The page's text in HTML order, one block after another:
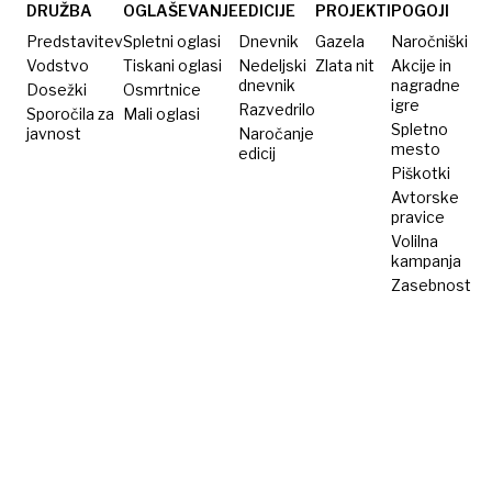
Luksemburga
DRUŽBA
Predstavitev
Vodstvo
Dosežki
Sporočila za
javnost
OGLAŠEVANJE
Spletni oglasi
Tiskani oglasi
Osmrtnice
Mali oglasi
EDICIJE
Dnevnik
Nedeljski
dnevnik
Razvedrilo
Naročanje
edicij
PROJEKTI
Gazela
Zlata nit
POGOJI
Naročniški
Akcije in
nagradne
igre
Spletno
mesto
Piškotki
Avtorske
pravice
Volilna
kampanja
Zasebnost